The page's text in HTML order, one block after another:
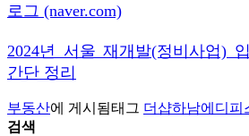
로그 (naver.com)
2024년 서울 재개발(정비사업)
간단 정리
부동산에 게시됨태그 더샵하남에디피
검색